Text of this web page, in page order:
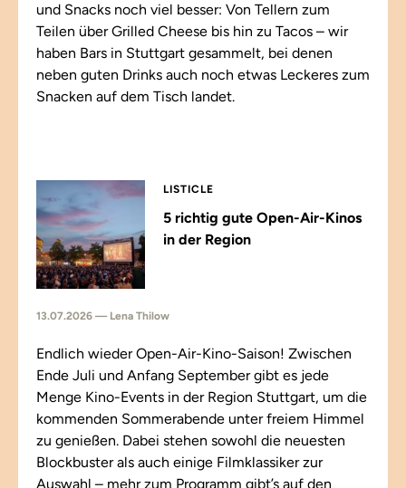
und Snacks noch viel besser: Von Tellern zum
Teilen über Grilled Cheese bis hin zu Tacos – wir
haben Bars in Stuttgart gesammelt, bei denen
neben guten Drinks auch noch etwas Leckeres zum
Snacken auf dem Tisch landet.
LISTICLE
5 richtig gute Open-Air-Kinos
in der Region
13.07.2026 — Lena Thilow
Endlich wieder Open-Air-Kino-Saison! Zwischen
Ende Juli und Anfang September gibt es jede
Menge Kino-Events in der Region Stuttgart, um die
kommenden Sommerabende unter freiem Himmel
zu genießen. Dabei stehen sowohl die neuesten
Blockbuster als auch einige Filmklassiker zur
Auswahl – mehr zum Programm gibt’s auf den